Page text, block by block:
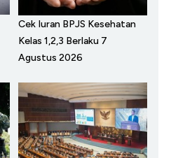
Cek Iuran BPJS Kesehatan
Kelas 1,2,3 Berlaku 7
Agustus 2026